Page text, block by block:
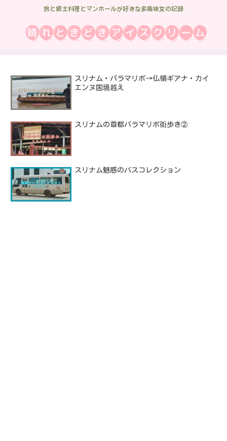
旅と郷土料理とマンホールが好きな多趣味女の記録
スリナム・パラマリボ→仏領ギアナ・カイ
エンヌ国境越え
スリナムの首都パラマリボ街歩き②
スリナム魅惑のバスコレクション